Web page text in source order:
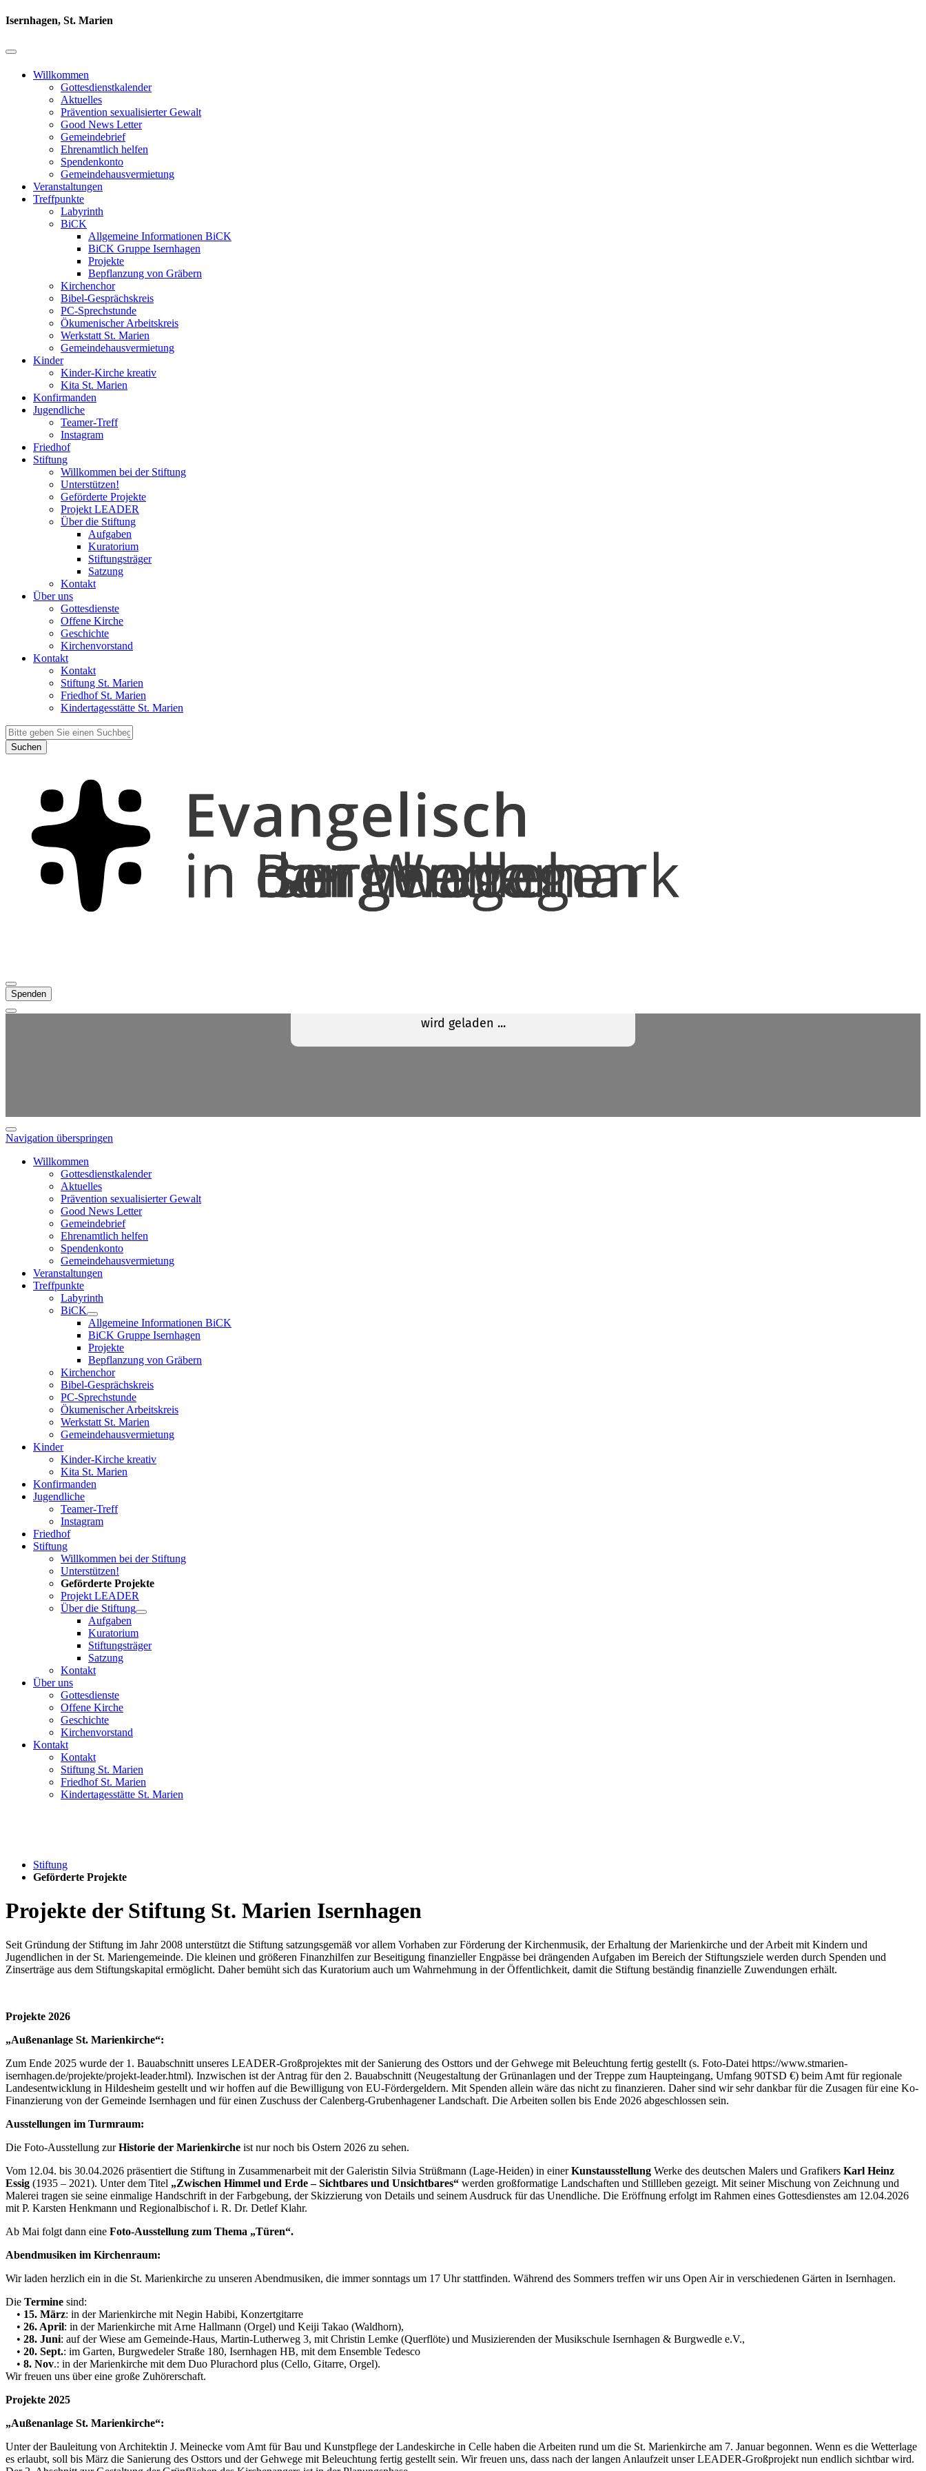
Isernhagen, St. Marien
Willkommen
Gottesdienstkalender
Aktuelles
Prävention sexualisierter Gewalt
Good News Letter
Gemeindebrief
Ehrenamtlich helfen
Spendenkonto
Gemeindehausvermietung
Veranstaltungen
Treffpunkte
Labyrinth
BiCK
Allgemeine Informationen BiCK
BiCK Gruppe Isernhagen
Projekte
Bepflanzung von Gräbern
Kirchenchor
Bibel-Gesprächskreis
PC-Sprechstunde
Ökumenischer Arbeitskreis
Werkstatt St. Marien
Gemeindehausvermietung
Kinder
Kinder-Kirche kreativ
Kita St. Marien
Konfirmanden
Jugendliche
Teamer-Treff
Instagram
Friedhof
Stiftung
Willkommen bei der Stiftung
Unterstützen!
Geförderte Projekte
Projekt LEADER
Über die Stiftung
Aufgaben
Kuratorium
Stiftungsträger
Satzung
Kontakt
Über uns
Gottesdienste
Offene Kirche
Geschichte
Kirchenvorstand
Kontakt
Kontakt
Stiftung St. Marien
Friedhof St. Marien
Kindertagesstätte St. Marien
Suchen
Spenden
Navigation überspringen
Willkommen
Gottesdienstkalender
Aktuelles
Prävention sexualisierter Gewalt
Good News Letter
Gemeindebrief
Ehrenamtlich helfen
Spendenkonto
Gemeindehausvermietung
Veranstaltungen
Treffpunkte
Labyrinth
BiCK
Allgemeine Informationen BiCK
BiCK Gruppe Isernhagen
Projekte
Bepflanzung von Gräbern
Kirchenchor
Bibel-Gesprächskreis
PC-Sprechstunde
Ökumenischer Arbeitskreis
Werkstatt St. Marien
Gemeindehausvermietung
Kinder
Kinder-Kirche kreativ
Kita St. Marien
Konfirmanden
Jugendliche
Teamer-Treff
Instagram
Friedhof
Stiftung
Willkommen bei der Stiftung
Unterstützen!
Geförderte Projekte
Projekt LEADER
Über die Stiftung
Aufgaben
Kuratorium
Stiftungsträger
Satzung
Kontakt
Über uns
Gottesdienste
Offene Kirche
Geschichte
Kirchenvorstand
Kontakt
Kontakt
Stiftung St. Marien
Friedhof St. Marien
Kindertagesstätte St. Marien
Stiftung
Geförderte Projekte
Projekte der Stiftung St. Marien Isernhagen
Seit Gründung der Stiftung im Jahr 2008 unterstützt die Stiftung satzungsgemäß vor allem Vorhaben zur Förderung der Kirchenmusik, der Erhaltung der Marienkirche und der Arbeit mit Kindern und
Jugendlichen in der St. Mariengemeinde. Die kleinen und größeren Finanzhilfen zur Beseitigung finanzieller Engpässe bei drängenden Aufgaben im Bereich der Stiftungsziele werden durch Spenden und
Zinserträge aus dem Stiftungskapital ermöglicht. Daher bemüht sich das Kuratorium auch um Wahrnehmung in der Öffentlichkeit, damit die Stiftung beständig finanzielle Zuwendungen erhält.
Projekte 2026
„Außenanlage St. Marienkirche“:
Zum Ende 2025 wurde der 1. Bauabschnitt unseres LEADER-Großprojektes mit der Sanierung des Osttors und der Gehwege mit Beleuchtung fertig gestellt (s. Foto-Datei https://www.stmarien-
isernhagen.de/projekte/projekt-leader.html). Inzwischen ist der Antrag für den 2. Bauabschnitt (Neugestaltung der Grünanlagen und der Treppe zum Haupteingang, Umfang 90TSD €) beim Amt für regionale
Landesentwicklung in Hildesheim gestellt und wir hoffen auf die Bewilligung von EU-Fördergeldern. Mit Spenden allein wäre das nicht zu finanzieren. Daher sind wir sehr dankbar für die Zusagen für eine Ko-
Finanzierung von der Gemeinde Isernhagen und für einen Zuschuss der Calenberg-Grubenhagener Landschaft. Die Arbeiten sollen bis Ende 2026 abgeschlossen sein.
Ausstellungen im Turmraum:
Die Foto-Ausstellung zurHistorie der Marienkirche ist nur noch bis Ostern 2026 zu sehen.
Vom 12.04. bis 30.04.2026 präsentiert die Stiftung in Zusammenarbeit mit der Galeristin Silvia Strüßmann (Lage-Heiden) in einerKunstausstellung Werke des deutschen Malers und Grafikers Karl Heinz
Essig (1935 – 2021). Unter dem Titel „Zwischen Himmel und Erde – Sichtbares und Unsichtbares“ werden großformatige Landschaften und Stillleben gezeigt. Mit seiner Mischung von Zeichnung und
Malerei tragen sie seine einmalige Handschrift in der Farbgebung, der Skizzierung von Details und seinem Ausdruck für das Unendliche. Die Eröffnung erfolgt im Rahmen eines Gottesdienstes am 12.04.2026
mit P. Karsten Henkmann und Regionalbischof i. R. Dr. Detlef Klahr.
Ab Mai folgt dann eine Foto-Ausstellung zum Thema „Türen“.
Abendmusiken im Kirchenraum:
Wir laden herzlich ein in die St. Marienkirche zu unseren Abendmusiken, die immer sonntags um 17 Uhr stattfinden. Während des Sommers treffen wir uns Open Air in verschiedenen Gärten in Isernhagen.
Die Termine sind:
• 15. März: in der Marienkirche mit Negin Habibi, Konzertgitarre
• 26. April: in der Marienkirche mit Arne Hallmann (Orgel) und Keiji Takao (Waldhorn),
• 28. Juni: auf der Wiese am Gemeinde-Haus, Martin-Lutherweg 3, mit Christin Lemke (Querflöte) und Musizierenden der Musikschule Isernhagen & Burgwedle e.V.,
• 20. Sept.: im Garten, Burgwedeler Straße 180, Isernhagen HB, mit dem Ensemble Tedesco
• 8. Nov.: in der Marienkirche mit dem Duo Plurachord plus (Cello, Gitarre, Orgel).
Wir freuen uns über eine große Zuhörerschaft.
Projekte 2025
„Außenanlage St. Marienkirche“:
Unter der Bauleitung von Architektin J. Meinecke vom Amt für Bau und Kunstpflege der Landeskirche in Celle haben die Arbeiten rund um die St. Marienkirche am 7. Januar begonnen. Wenn es die Wetterlage
es erlaubt, soll bis März die Sanierung des Osttors und der Gehwege mit Beleuchtung fertig gestellt sein. Wir freuen uns, dass nach der langen Anlaufzeit unser LEADER-Großprojekt nun endlich sichtbar wird.